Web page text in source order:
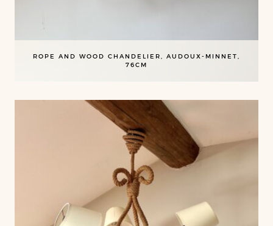
ROPE AND WOOD CHANDELIER, AUDOUX-MINNET,
76CM